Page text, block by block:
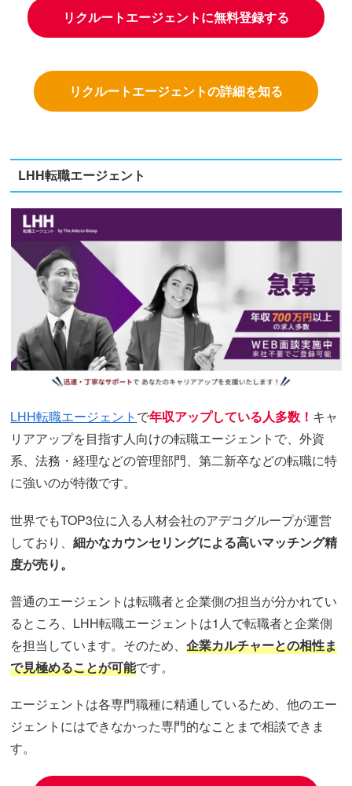
リクルートエージェントに無料登録する
リクルートエージェントの詳細を知る
LHH転職エージェント
LHH転職エージェント で年収アップしている人多数！ キャ
リアアップを目指す人向けの転職エージェントで、外資
系、法務・経理などの管理部門、第二新卒などの転職に特
に強いのが特徴です。
世界でもTOP3位に入る人材会社のアデコグループが運営
しており、細かなカウンセリングによる高いマッチング精
度が売り。
普通のエージェントは転職者と企業側の担当が分かれてい
るところ、LHH転職エージェントは1人で転職者と企業側
を担当しています。そのため、企業カルチャーとの相性ま
で見極めることが可能です。
エージェントは各専門職種に精通しているため、他のエー
ジェントにはできなかった専門的なことまで相談できま
す。